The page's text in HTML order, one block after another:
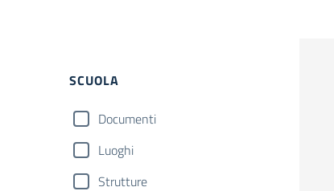
SCUOLA
Documenti
Luoghi
Strutture